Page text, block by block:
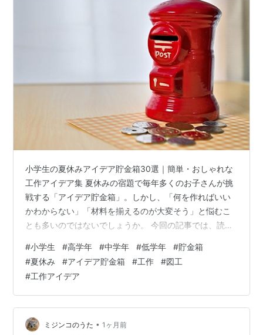
小学生の夏休みアイデア貯金箱30選｜簡単・おしゃれな
工作アイデア集 夏休みの宿題で毎年多くのお子さんが挑
戦する「アイデア貯金箱」。しかし、「何を作ればいい
かわからない」「材料を揃えるのが大変そう」と悩むこ
とも多いのではないでしょうか。 今回の記事では、読ん
た。身近な廃材や100円ショップのアイテムで簡単に作れ
るものから、高学年向けのあっと驚くからくり貯金箱ま
で、学年別・難易度別に詳しく解説します。 材料、作る
際のポイント、そして詳しい作り方の流れを視覚的にわ
かりやすく整理していますので、ぜひお子さんと一緒に
楽しみながら、お気に入りの作品を見つ…
#小学生 #高学年 #中学年 #低学年 #貯金箱
#夏休み #アイデア貯金箱 #工作 #図工
#工作アイデア
ミジンコのうた • 1ヶ月前